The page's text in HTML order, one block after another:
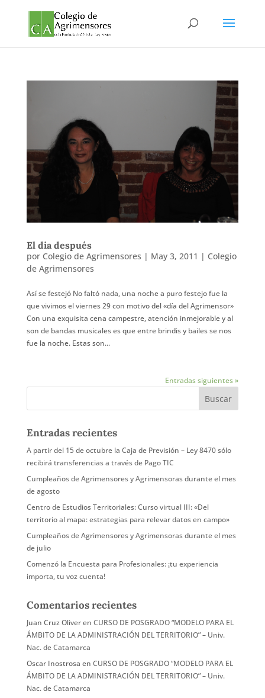
El dia después
por Colegio de Agrimensores | May 3, 2011 | Colegio
de Agrimensores
Así se festejó No faltó nada, una noche a puro festejo fue la
que vivimos el viernes 29 con motivo del «día del Agrimensor»
Con una exquisita cena campestre, atención inmejorable y al
son de bandas musicales es que entre brindis y bailes se nos
fue la noche. Estas son...
Entradas siguientes »
Entradas recientes
A partir del 15 de octubre la Caja de Previsión – Ley 8470 sólo
recibirá transferencias a través de Pago TIC
Cumpleaños de Agrimensores y Agrimensoras durante el mes
de agosto
Centro de Estudios Territoriales: Curso virtual III: «Del
territorio al mapa: estrategias para relevar datos en campo»
Cumpleaños de Agrimensores y Agrimensoras durante el mes
de julio
Comenzó la Encuesta para Profesionales: ¡tu experiencia
importa, tu voz cuenta!
Comentarios recientes
Juan Cruz Oliveren CURSO DE POSGRADO “MODELO PARA EL
ÁMBITO DE LA ADMINISTRACIÓN DEL TERRITORIO” – Univ.
Nac. de Catamarca
Oscar Inostrosa en CURSO DE POSGRADO “MODELO PARA EL
ÁMBITO DE LA ADMINISTRACIÓN DEL TERRITORIO” – Univ.
Nac. de Catamarca